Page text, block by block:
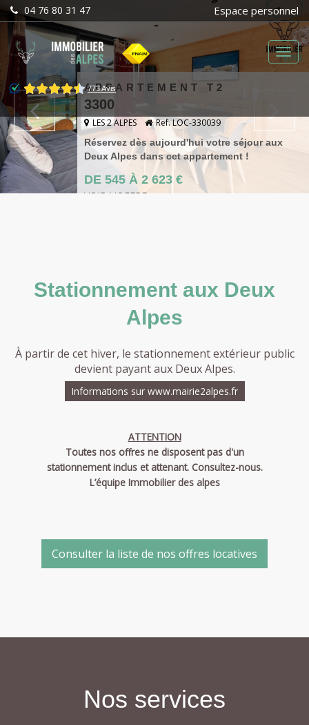
04 76 80 31 47 Espace personnel
Menu
APPARTEMENT T2
3300
LES 2 ALPES Ref. LOC-330039
Réservez dès aujourd'hui votre séjour aux
Deux Alpes dans cet appartement !
DE 545 À 2 623 €
VOIR L'OFFRE
Stationnement aux Deux
Alpes
À partir de cet hiver, le stationnement extérieur public
devient payant aux Deux Alpes.
Informations sur www.mairie2alpes.fr
ATTENTION
Toutes nos offres ne disposent pas d'un
stationnement inclus et attenant. Consultez-nous.
L’équipe Immobilier des alpes
Consulter la liste de nos offres locatives
Nos services